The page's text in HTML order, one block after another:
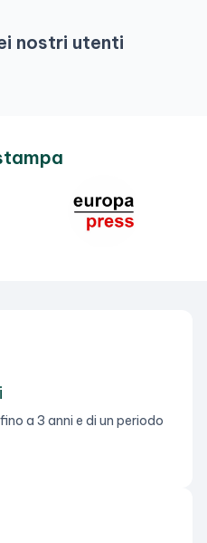
nostri utenti
a 3 anni e di un periodo